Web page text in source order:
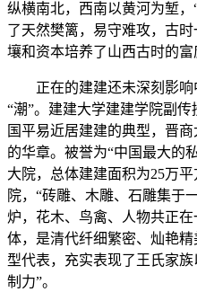
纵横南北，西南以黄河为堑
了天然樊篱，易守难攻，古
壤和资本培养了山西古时的富
正在的建建还未深刻影响
“潮”。建建大学建建学院副
国平易近居建建的典型，晋
的华章。被誉为“中国最大的
大院，总体建建面积为25万
院，“砖雕、木雕、石雕集于
炉，花木、鸟禽、人物共正
体，是清代纤细繁密、灿艳
型代表，充实表现了王氏家
制力”。